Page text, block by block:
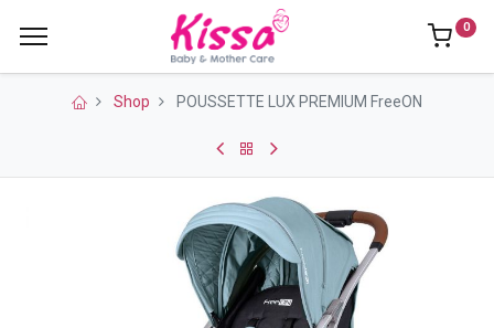
0
Shop POUSSETTE LUX PREMIUM FreeON